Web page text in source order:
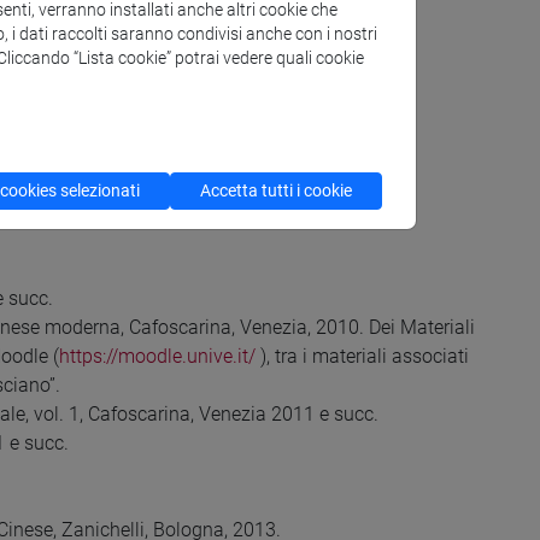
succ.
moderna, Cafoscarina, Venezia, 2010. Dei Materiali
(https://moodle.unive.it/ ), tra i materiali associati
vol. 1, Cafoscarina, Venezia 2011 e succ.
e succ.
Zanichelli, Bologna, 2013.
verranno installati anche altri cookie che
i dati raccolti saranno condivisi anche con i nostri
“Lista cookie” potrai vedere quali cookie
selezionati Accetta tutti i cookie